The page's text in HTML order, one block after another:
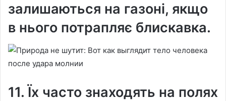
залишаються на газоні, якщо
в нього потрапляє блискавка.
11. Їх часто знаходять на полях